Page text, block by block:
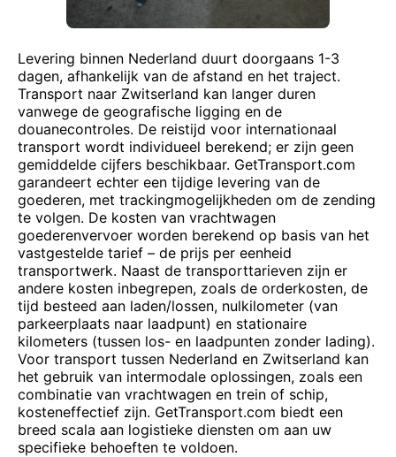
Levering binnen Nederland duurt doorgaans 1-3
dagen, afhankelijk van de afstand en het traject.
Transport naar Zwitserland kan langer duren
vanwege de geografische ligging en de
douanecontroles. De reistijd voor internationaal
transport wordt individueel berekend; er zijn geen
gemiddelde cijfers beschikbaar. GetTransport.com
garandeert echter een tijdige levering van de
goederen, met trackingmogelijkheden om de zending
te volgen. De kosten van vrachtwagen
goederenvervoer worden berekend op basis van het
vastgestelde tarief – de prijs per eenheid
transportwerk. Naast de transporttarieven zijn er
andere kosten inbegrepen, zoals de orderkosten, de
tijd besteed aan laden/lossen, nulkilometer (van
parkeerplaats naar laadpunt) en stationaire
kilometers (tussen los- en laadpunten zonder lading).
Voor transport tussen Nederland en Zwitserland kan
het gebruik van intermodale oplossingen, zoals een
combinatie van vrachtwagen en trein of schip,
kosteneffectief zijn. GetTransport.com biedt een
breed scala aan logistieke diensten om aan uw
specifieke behoeften te voldoen.